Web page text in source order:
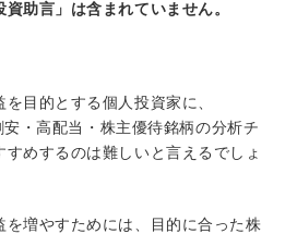
助言」は含まれていません。
目的とする個人投資家に、
・高配当・株主優待銘柄の分析チ
すめするのは難しいと言えるでしょ
を増やすためには、目的に合った株